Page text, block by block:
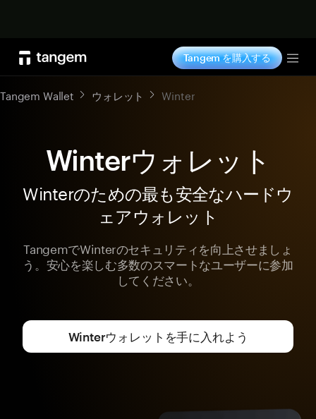
Tangem を購入する
Tangem Wallet ウォレット Winter
Winterウォレット
Winterのための最も安全なハードウ
ェアウォレット
TangemでWinterのセキュリティを向上させましょ
う。安心を楽しむ多数のスマートなユーザーに参加
してください。
Winterウォレットを手に入れよう